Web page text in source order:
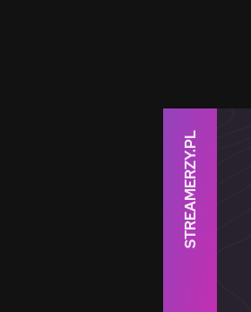
STREAMERZY.PL